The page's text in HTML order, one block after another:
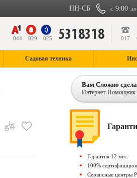
с 9:00 до
ПН-СБ
044 029 025 5318318 017
Садовая техника
Вам Сложно
Интернет-
Гарантия 12 мес.
100%
Сервисные центры